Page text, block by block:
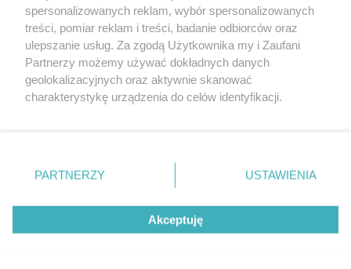
O nas
Nasze serwisy
spersonalizowanych reklam, wybór spersonalizowanych
treści, pomiar reklam i treści, badanie odbiorców oraz
ulepszanie usług. Za zgodą Użytkownika my i Zaufani
Partnerzy możemy używać dokładnych danych
geolokalizacyjnych oraz aktywnie skanować
charakterystykę urządzenia do celów identyfikacji.
zmienić/wycofać klikając przycisk ustawień prywatności
znajdujący się w lewym dolnym rogu strony
rodzaje przetwarzania danych nie wymagają zgody
użytkownika, ale masz prawo sprzeciwić się takiemu
przetwarzaniu. Preferencje będą miały zastosowanie tylko
PARTNERZY USTAWIENIA
Akceptuję